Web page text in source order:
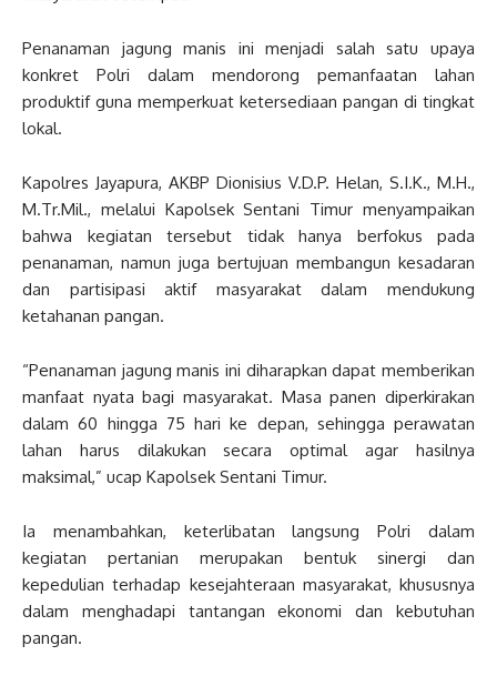
Penanaman jagung manis ini menjadi salah satu upaya
konkret Polri dalam mendorong pemanfaatan lahan
produktif guna memperkuat ketersediaan pangan di tingkat
lokal.
Kapolres Jayapura, AKBP Dionisius V.D.P. Helan, S.I.K., M.H.,
M.Tr.Mil., melalui Kapolsek Sentani Timur menyampaikan
bahwa kegiatan tersebut tidak hanya berfokus pada
penanaman, namun juga bertujuan membangun kesadaran
dan partisipasi aktif masyarakat dalam mendukung
ketahanan pangan.
“Penanaman jagung manis ini diharapkan dapat memberikan
manfaat nyata bagi masyarakat. Masa panen diperkirakan
dalam 60 hingga 75 hari ke depan, sehingga perawatan
lahan harus dilakukan secara optimal agar hasilnya
maksimal,” ucap Kapolsek Sentani Timur.
Ia menambahkan, keterlibatan langsung Polri dalam
kegiatan pertanian merupakan bentuk sinergi dan
kepedulian terhadap kesejahteraan masyarakat, khususnya
dalam menghadapi tantangan ekonomi dan kebutuhan
pangan.